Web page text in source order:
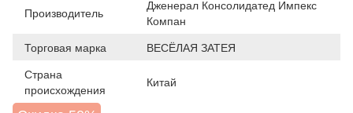
Производитель
Дженерал Консолидатед Импекс
Компан
Торговая марка ВЕСЁЛАЯ ЗАТЕЯ
Страна
происхождения
Китай